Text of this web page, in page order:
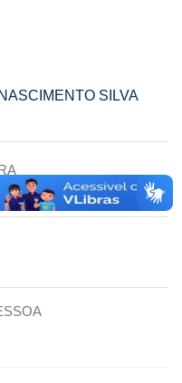
SILVA
FIGUEIREDO